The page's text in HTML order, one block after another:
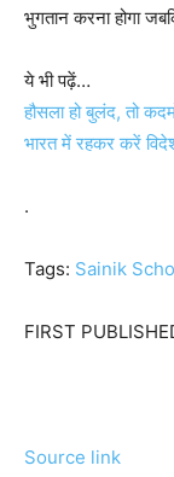
भुगतान करना होगा
ये भी पढ़ें…
हौसला हो बुलंद, तो
भारत में रहकर करें
.
Tags: Sainik
FIRST
Source link